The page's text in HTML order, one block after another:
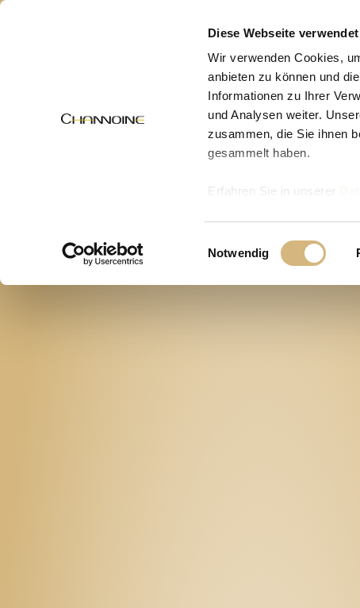
Diese Webseite
Wir verwenden Cookies,
anbieten zu können und
Informationen zu Ihrer
und Analysen weiter.
zusammen, die Sie ihnen
gesammelt haben.
Erfahren Sie in unserer
Einwilligungsauswahl
Notwendig
Neu